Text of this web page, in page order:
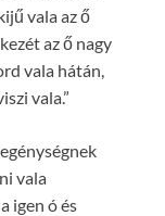
vala az ő
az ő nagy
vala hátán,
vala.”
vala
igen ó és